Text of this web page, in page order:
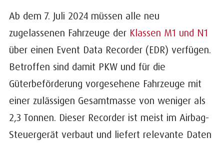
Ab dem 7. Juli 2024 müssen alle neu
zugelassenen Fahrzeuge der Klassen M1 und N1
über einen Event Data Recorder (EDR) verfügen.
Betroffen sind damit PKW und für die
Güterbeförderung vorgesehene Fahrzeuge mit
einer zulässigen Gesamtmasse von weniger als
2,3 Tonnen. Dieser Recorder ist meist im Airbag-
Steuergerät verbaut und liefert relevante Daten